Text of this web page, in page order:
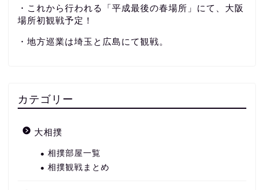
・これから行われる「平成最後の春場所」にて、大阪
場所初観戦予定！
・地方巡業は埼玉と広島にて観戦。
カテゴリー
大相撲
相撲部屋一覧
相撲観戦まとめ